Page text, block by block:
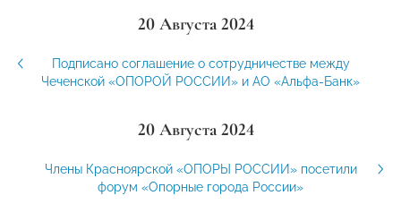
20 Августа 2024
Подписано соглашение о сотрудничестве между
Чеченской «ОПОРОЙ РОССИИ» и АО «Альфа-Банк»
20 Августа 2024
Члены Красноярской «ОПОРЫ РОССИИ» посетили
форум «Опорные города России»